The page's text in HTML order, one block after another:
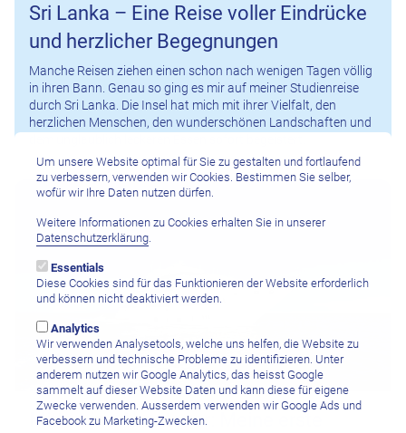
Sri Lanka – Eine Reise voller Eindrücke
und herzlicher Begegnungen
Manche Reisen ziehen einen schon nach wenigen Tagen völlig
in ihren Bann. Genau so ging es mir auf meiner Studienreise
durch Sri Lanka. Die Insel hat mich mit ihrer Vielfalt, den
herzlichen Menschen, den wunderschönen Landschaften und
Mitten ins Abenteuer: Meine erste
Um unsere Website optimal für Sie zu gestalten und fortlaufend
zu verbessern, verwenden wir Cookies. Bestimmen Sie selber,
wofür wir Ihre Daten nutzen dürfen.
Weitere Informationen zu Cookies erhalten Sie in unserer
Datenschutzerklärung
Essentials
Diese Cookies sind für das Funktionieren der Website erforderlich
und können nicht deaktiviert werden.
Analytics
Wir verwenden Analysetools, welche uns helfen, die Website zu
verbessern und technische Probleme zu identifizieren. Unter
anderem nutzen wir Google Analytics, das heisst Google
sammelt auf dieser Website Daten und kann diese für eigene
Zwecke verwenden. Ausserdem verwenden wir Google Ads und
Facebook zu Marketing-Zwecken.